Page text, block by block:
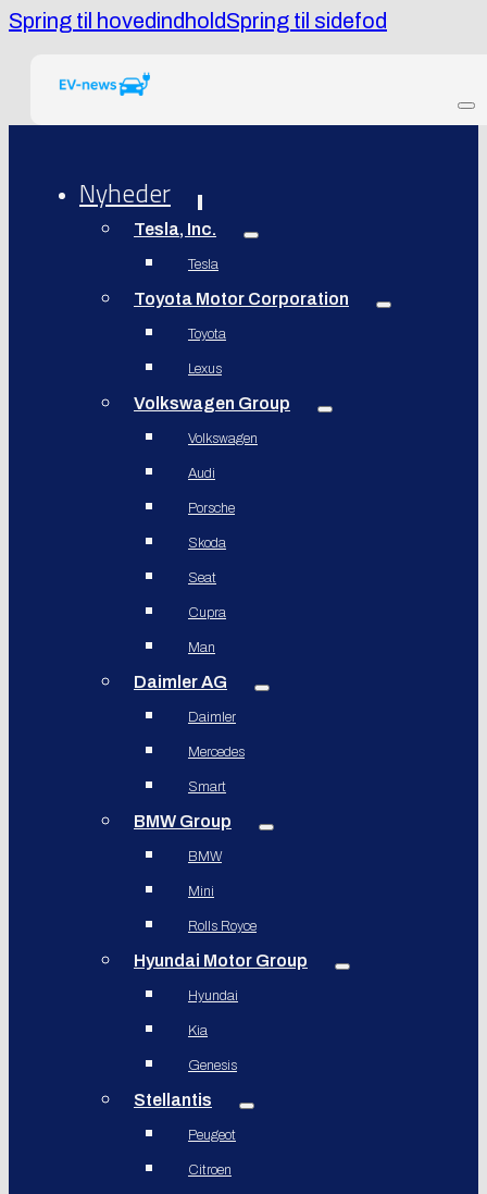
Spring til hovedindholdSpring til sidefod
Nyheder
Tesla, Inc.
Tesla
Toyota Motor Corporation
Toyota
Lexus
Volkswagen Group
Volkswagen
Audi
Porsche
Skoda
Seat
Cupra
Man
Daimler AG
Daimler
Mercedes
Smart
BMW Group
BMW
Mini
Rolls Royce
Hyundai Motor Group
Hyundai
Kia
Genesis
Stellantis
Peugeot
Citroen